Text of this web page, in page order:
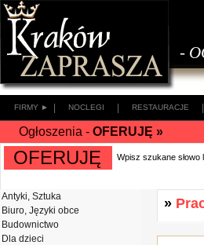
-
FIRMY ► NOCLEGI RESTAURACJE
Ogłoszenia - OFERUJĘ »
OFERUJĘ Wpisz szukane
Antyki, Sztuka
Biuro, Języki obce
Budownictwo
Dla dzieci
»